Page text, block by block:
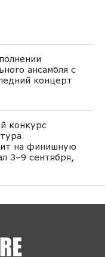
ансамбля с
концерт
конкурс
на финишную
3–9 сентября,